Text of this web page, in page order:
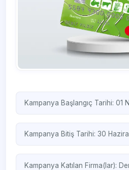
Kampanya Başlangıç Tarihi: 01
Kampanya Bitiş Tarihi: 30
Kampanya Katılan Firma(lar):